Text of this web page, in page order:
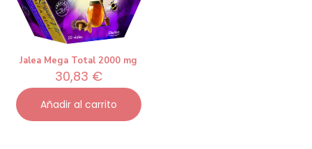
Jalea Mega Total 2000 mg
30,83 €
Añadir al carrito